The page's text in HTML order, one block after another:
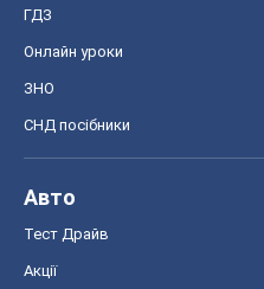
ГДЗ
Онлайн уроки
ЗНО
СНД посібники
Авто
Тест Драйв
Акції